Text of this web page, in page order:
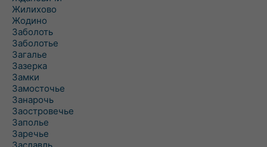
Жилихово
Жодино
Заболоть
Заболотье
Загалье
Зазерка
Замки
Замосточье
Занарочь
Заостровечье
Заполье
Заречье